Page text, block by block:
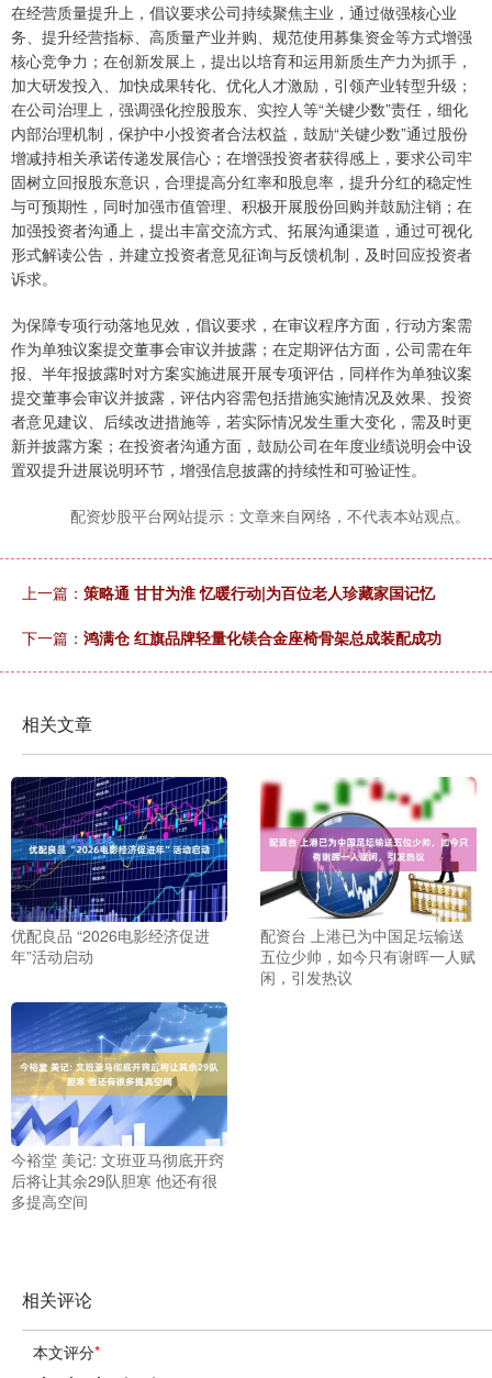
在经营质量提升上，倡议要求公司持续聚焦主业，通过做强核心业
务、提升经营指标、高质量产业并购、规范使用募集资金等方式增强
核心竞争力；在创新发展上，提出以培育和运用新质生产力为抓手，
加大研发投入、加快成果转化、优化人才激励，引领产业转型升级；
在公司治理上，强调强化控股股东、实控人等“关键少数”责任，细化
内部治理机制，保护中小投资者合法权益，鼓励“关键少数”通过股份
增减持相关承诺传递发展信心；在增强投资者获得感上，要求公司牢
固树立回报股东意识，合理提高分红率和股息率，提升分红的稳定性
与可预期性，同时加强市值管理、积极开展股份回购并鼓励注销；在
加强投资者沟通上，提出丰富交流方式、拓展沟通渠道，通过可视化
形式解读公告，并建立投资者意见征询与反馈机制，及时回应投资者
诉求。
为保障专项行动落地见效，倡议要求，在审议程序方面，行动方案需
作为单独议案提交董事会审议并披露；在定期评估方面，公司需在年
报、半年报披露时对方案实施进展开展专项评估，同样作为单独议案
提交董事会审议并披露，评估内容需包括措施实施情况及效果、投资
者意见建议、后续改进措施等，若实际情况发生重大变化，需及时更
新并披露方案；在投资者沟通方面，鼓励公司在年度业绩说明会中设
置双提升进展说明环节，增强信息披露的持续性和可验证性。
配资炒股平台网站提示：文章来自网络，不代表本站观点。
上一篇： 策略通 甘甘为淮 忆暖行动|为百位老人珍藏家国记忆
下一篇： 鸿满仓 红旗品牌轻量化镁合金座椅骨架总成装配成功
相关文章
优配良品 “2026电影经济促进
年”活动启动
配资台 上港已为中国足坛输送
五位少帅，如今只有谢晖一人赋
闲，引发热议
今裕堂 美记: 文班亚马彻底开窍
后将让其余29队胆寒 他还有很
多提高空间
相关评论
本文评分*